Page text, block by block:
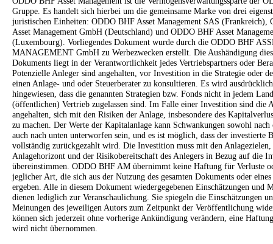
Gruppe. Es handelt sich hierbei um die gemeinsame Marke von drei
juristischen Einheiten: ODDO BHF Asset Management SAS (Frankreich),
Asset Management GmbH (Deutschland) und ODDO BHF Asset
(Luxembourg). Vorliegendes Dokument wurde durch die ODDO BHF
MANAGEMENT GmbH zu Werbezwecken erstellt. Die Aushändigung
Dokuments liegt in der Verantwortlichkeit jedes Vertriebspartners oder
Potenzielle Anleger sind angehalten, vor Investition in die Strategie oder
einen Anlage- und oder Steuerberater zu konsultieren. Es wird
hingewiesen, dass die genannten Strategien bzw. Fonds nicht in jedem
(öffentlichen) Vertrieb zugelassen sind. Im Falle einer Investition sind die
angehalten, sich mit den Risiken der Anlage, insbesondere des
zu machen. Der Werte der Kapitalanlage kann Schwankungen sowohl nach
auch nach unten unterworfen sein, und es ist möglich, dass der investierte
vollständig zurückgezahlt wird. Die Investition muss mit den Anlagezielen,
Anlagehorizont und der Risikobereitschaft des Anlegers in Bezug auf die
übereinstimmen. ODDO BHF AM übernimmt keine Haftung für Verluste
jeglicher Art, die sich aus der Nutzung des gesamten Dokuments oder
ergeben. Alle in diesem Dokument wiedergegebenen Einschätzungen und
dienen lediglich zur Veranschaulichung. Sie spiegeln die Einschätzungen
Meinungen des jeweiligen Autors zum Zeitpunkt der Veröffentlichung
können sich jederzeit ohne vorherige Ankündigung verändern, eine
wird nicht übernommen.